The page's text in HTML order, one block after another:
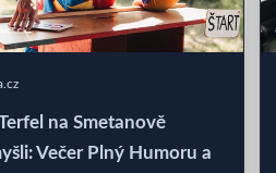
na Smetanově
Večer Plný Humoru a